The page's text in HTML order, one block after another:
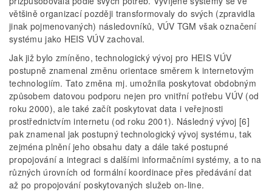
většině organizací později transformovaly do svých (zpravidla
jinak pojmenovaných) následovníků, VÚV TGM však označení
systému jako HEIS VÚV zachoval.
Jak již bylo zmíněno, technologický vývoj pro HEIS VÚV
postupně znamenal změnu orientace směrem k internetovým
technologiím. Tato změna mj. umožnila poskytovat obdobným
způsobem datovou podporu nejen pro vnitřní potřebu VÚV (od
roku 2000), ale také začít poskytovat data i veřejnosti
prostřednictvím internetu (od roku 2001). Následný vývoj [6]
pak znamenal jak postupný technologický vývoj systému, tak
zejména plnění jeho obsahu daty a dále také postupné
propojování a integraci s dalšími informačními systémy, a to na
různých úrovních od formální koordinace přes předávání dat
až po propojování poskytovaných služeb on-line.